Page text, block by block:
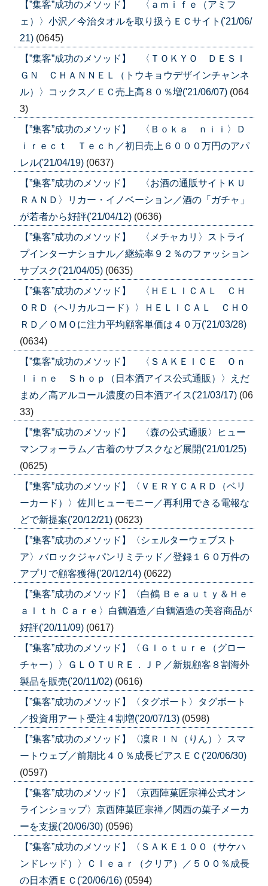
【”集客”成功のメソッド】 〈ａｍｉｆｅ（アミフ
ェ）〉小沢／今治タオルを取り扱うＥＣサイト('21/06/
21) (0645)
【”集客”成功のメソッド】 〈ＴＯＫＹＯ ＤＥＳＩ
ＧＮ ＣＨＡＮＮＥＬ（トウキョウデザインチャンネ
ル）〉コックス／ＥＣ売上高８０％増('21/06/07) (064
3)
【”集客”成功のメソッド】 〈Ｂｏｋａ ｎｉｉ〉Ｄ
ｉｒｅｃｔ Ｔｅｃｈ／初日売上６０００万円のアパ
レル('21/04/19) (0637)
【”集客”成功のメソッド】 〈お酒の通販サイトＫＵ
ＲＡＮＤ〉リカー・イノベーション／酒の「ガチャ」
が若者から好評('21/04/12) (0636)
【”集客”成功のメソッド】 〈メチャカリ〉ストライ
プインターナショナル／継続率９２％のファッション
サブスク('21/04/05) (0635)
【”集客”成功のメソッド】 〈ＨＥＬＩＣＡＬ ＣＨ
ＯＲＤ（ヘリカルコード）〉ＨＥＬＩＣＡＬ ＣＨＯ
ＲＤ／ＯＭＯに注力平均顧客単価は４０万('21/03/28)
(0634)
【”集客”成功のメソッド】 〈ＳＡＫＥＩＣＥ Ｏｎ
ｌｉｎｅ Ｓｈｏｐ（日本酒アイス公式通販）〉えだ
まめ／高アルコール濃度の日本酒アイス('21/03/17) (06
33)
【”集客”成功のメソッド】 〈森の公式通販〉ヒュー
マンフォーラム／古着のサブスクなど展開('21/01/25)
(0625)
【”集客”成功のメソッド】〈ＶＥＲＹＣＡＲＤ（ベリ
ーカード）〉佐川ヒューモニー／再利用できる電報な
どで新提案('20/12/21) (0623)
【”集客”成功のメソッド】〈シェルターウェブスト
ア〉バロックジャパンリミテッド／登録１６０万件の
アプリで顧客獲得('20/12/14) (0622)
【”集客”成功のメソッド】〈白鶴 Ｂｅａｕｔｙ＆Ｈｅ
ａｌｔｈ Ｃａｒｅ〉白鶴酒造／白鶴酒造の美容商品が
好評('20/11/09) (0617)
【”集客”成功のメソッド】〈Ｇｌｏｔｕｒｅ（グロー
チャー）〉ＧＬＯＴＵＲＥ．ＪＰ／新規顧客８割海外
製品を販売('20/11/02) (0616)
【”集客”成功のメソッド】〈タグボート〉タグボート
／投資用アート受注４割増('20/07/13) (0598)
【”集客”成功のメソッド】〈凜ＲＩＮ（りん）〉スマ
ートウェブ／前期比４０％成長ピアスＥＣ('20/06/30)
(0597)
【”集客”成功のメソッド】〈京西陣菓匠宗禅公式オン
ラインショップ〉京西陣菓匠宗禅／関西の菓子メーカ
ーを支援('20/06/30) (0596)
【”集客”成功のメソッド】〈ＳＡＫＥ１００（サケハ
ンドレッド）〉Ｃｌｅａｒ（クリア）／５００％成長
の日本酒ＥＣ('20/06/16) (0594)